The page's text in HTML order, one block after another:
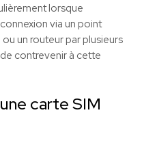
lorsque
via un point
un routeur par plusieurs
contrevenir à cette
carte SIM